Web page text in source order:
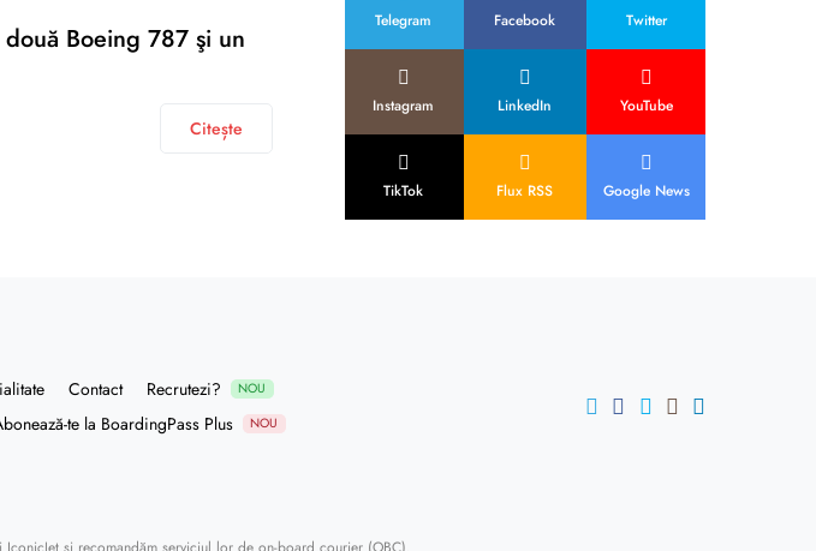
Boeing 787 şi un
Citește
Telegram Facebook Twitter
Instagram LinkedIn YouTube
TikTok Flux RSS Google News
Contact Recrutezi? NOU
te la BoardingPass Plus NOU